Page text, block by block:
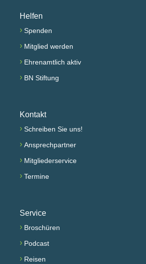
Helfen
› Spenden
› Mitglied werden
› Ehrenamtlich aktiv
› BN Stiftung
Kontakt
› Schreiben Sie uns!
› Ansprechpartner
› Mitgliederservice
› Termine
Service
› Broschüren
› Podcast
› Reisen